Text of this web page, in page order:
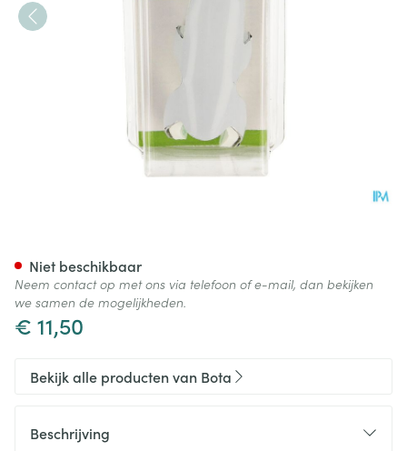
€ 11,50
Niet beschikbaar
Neem contact op met ons via telefoon of e-mail, dan bekijken
we samen de mogelijkheden.
Bekijk alle producten van Bota
Beschrijving